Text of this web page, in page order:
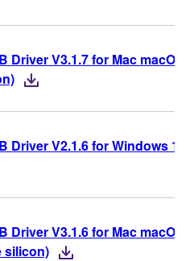
Driver V3.1.7 for Mac macOS
Driver V2.1.6 for Windows 11/
V3.1.6 for Mac macOS
silicon)